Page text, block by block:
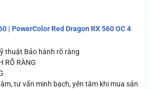
| PowerColor Red Dragon RX 560 OC 4
thuật Bảo hành rõ ràng
RÕ RÀNG
tư vấn minh bạch, yên tâm khi mua sản